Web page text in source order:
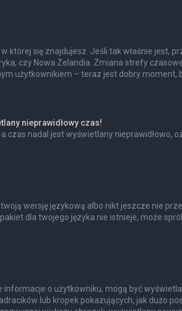
której się znajdujesz. Jeśli tak właśnie jest,
czy Nowa Zelandia. Zmiana strefy
użytkownikiem – teraz jest dobry moment,
nieprawidłowy czas!
nadal jest wyświetlany nieprawidłowo,
wersję językową albo nikt jeszcze nie
dla twojego języka nie istnieje, może
o użytkowniku, mogą być
lub kropek pokazujących, jak dużo